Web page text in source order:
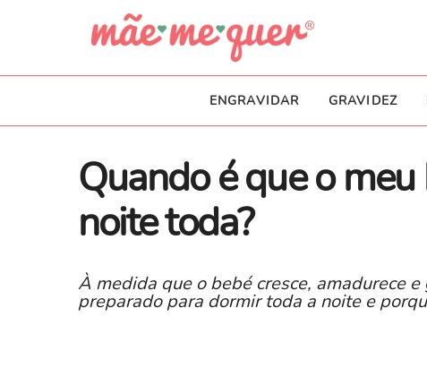
ENGRAVIDAR GRAVIDEZ
Quando é que o
noite toda?
À medida que o bebé cresce, amadurece
preparado para dormir toda a noite e